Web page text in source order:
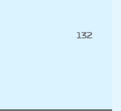
132